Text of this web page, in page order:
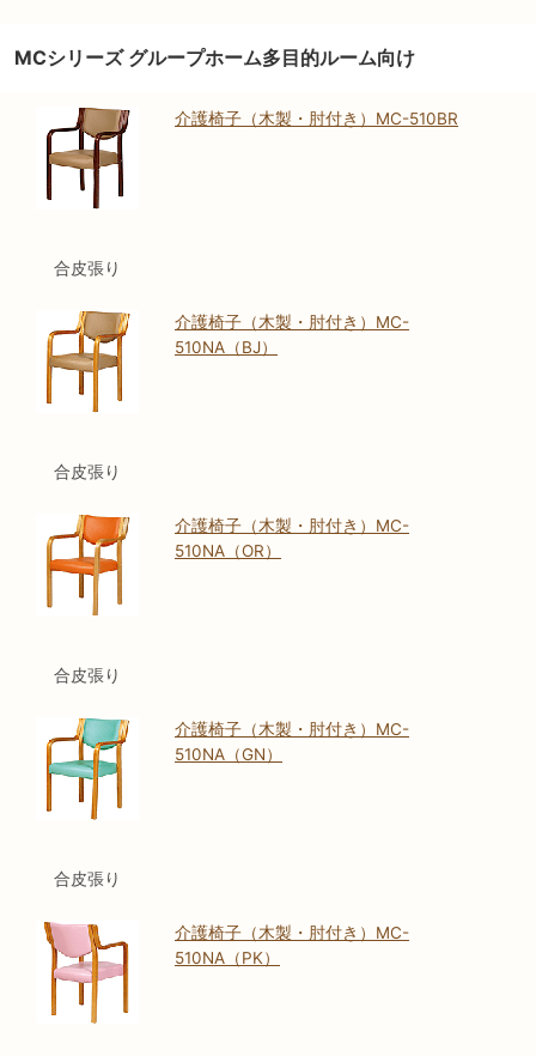
MCシリーズ グループホーム多目的ルーム向け
合皮張り
介護椅子（木製・肘付き）MC-510BR
合皮張り
介護椅子（木製・肘付き）MC-
510NA（BJ）
合皮張り
介護椅子（木製・肘付き）MC-
510NA（OR）
合皮張り
介護椅子（木製・肘付き）MC-
510NA（GN）
介護椅子（木製・肘付き）MC-
510NA（PK）